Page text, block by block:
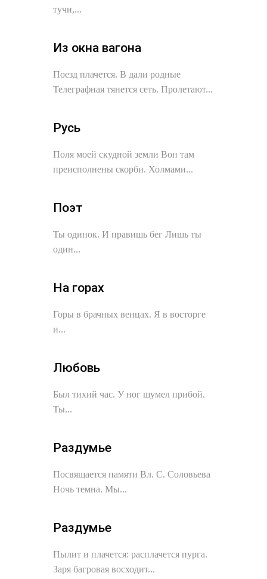
тучи,...
Из окна вагона
Поезд плачется. В дали родные
Телеграфная тянется сеть. Пролетают...
Русь
Поля моей скудной земли Вон там
преисполнены скорби. Холмами...
Поэт
Ты одинок. И правишь бег Лишь ты
один...
На горах
Горы в брачных венцах. Я в восторге
и...
Любовь
Был тихий час. У ног шумел прибой.
Ты...
Раздумье
Посвящается памяти Вл. С. Соловьева
Ночь темна. Мы...
Раздумье
Пылит и плачется: расплачется пурга.
Заря багровая восходит...